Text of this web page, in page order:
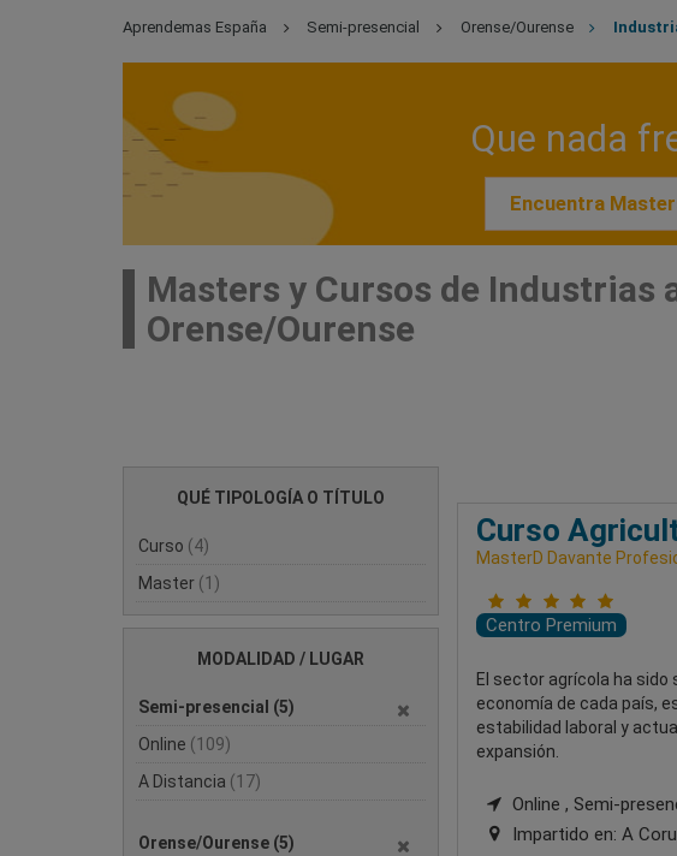
Aprendemas España Semi-presencial Orense/Ourense
Que nada
Encuentra
Masters y Cursos de
Orense/Ourense
QUÉ TIPOLOGÍA O TÍTULO
Curso (4)
Master (1)
MODALIDAD / LUGAR
Semi-presencial (5)
Online (109)
A Distancia (17)
Orense/Ourense (5)
Curso
MasterD Davante
Centro Premium
El sector agrícola ha
economía de cada país,
estabilidad laboral y
expansión.
Online , Semi-
Impartido en: A